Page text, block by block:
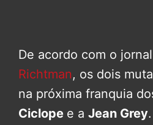
De acordo com o
Richtman, os dois
na próxima franquia
Ciclope e a Jean Grey